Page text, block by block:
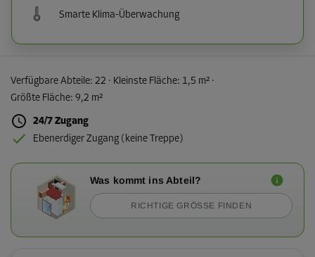
Smarte Klima-Überwachung
Verfügbare Abteile: 22 · Kleinste Fläche: 1,5 m² ·
Größte Fläche: 9,2 m²
24/7 Zugang
Ebenerdiger Zugang (keine Treppe)
Was kommt ins Abteil?
RICHTIGE GRÖSSE FINDEN